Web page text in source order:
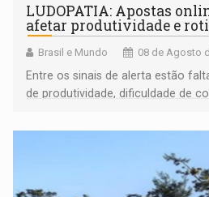
LUDOPATIA: Apostas
afetar produtividade e
Brasil e Mundo 08 de Agosto
Entre os sinais de alerta estão
de produtividade, dificuldade de